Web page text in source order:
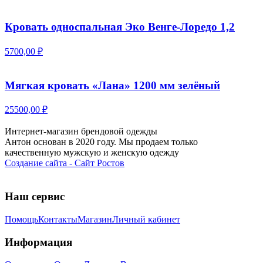
Кровать односпальная Эко Венге-Лоредо 1,2
5700,00 ₽
Мягкая кровать «Лана» 1200 мм зелёный
25500,00 ₽
Интернет-магазин брендовой одежды
Антон основан в 2020 году. Мы продаем только
качественную мужскую и женскую одежду
Создание сайта - Сайт Ростов
Наш сервис
ПомощьКонтактыМагазинЛичный кабинет
Информация